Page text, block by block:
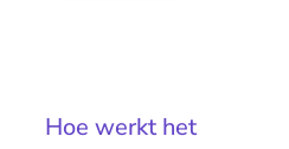
Hoe werkt het